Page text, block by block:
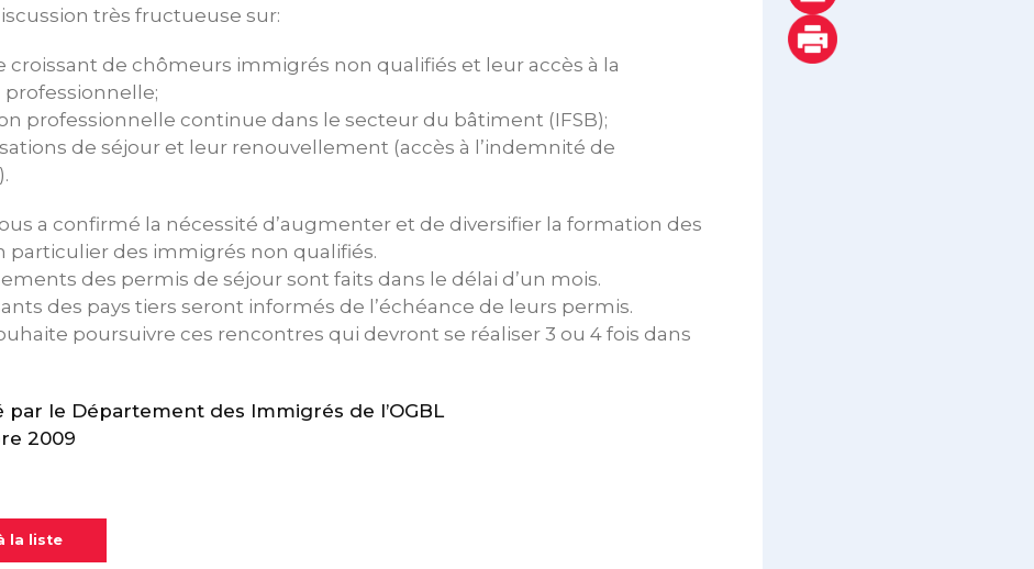
très fructueuse sur:
croissant de chômeurs immigrés non qualifiés et leur accès à la
professionnelle continue dans le secteur du bâtiment (IFSB);
de séjour et leur renouvellement (accès à l’indemnité de
a confirmé la nécessité d’augmenter et de diversifier la formation des
particulier des immigrés non qualifiés.
des permis de séjour sont faits dans le délai d’un mois.
des pays tiers seront informés de l’échéance de leurs permis.
poursuivre ces rencontres qui devront se réaliser 3 ou 4 fois dans
par le Département des Immigrés de l’OGBL
2009
la liste